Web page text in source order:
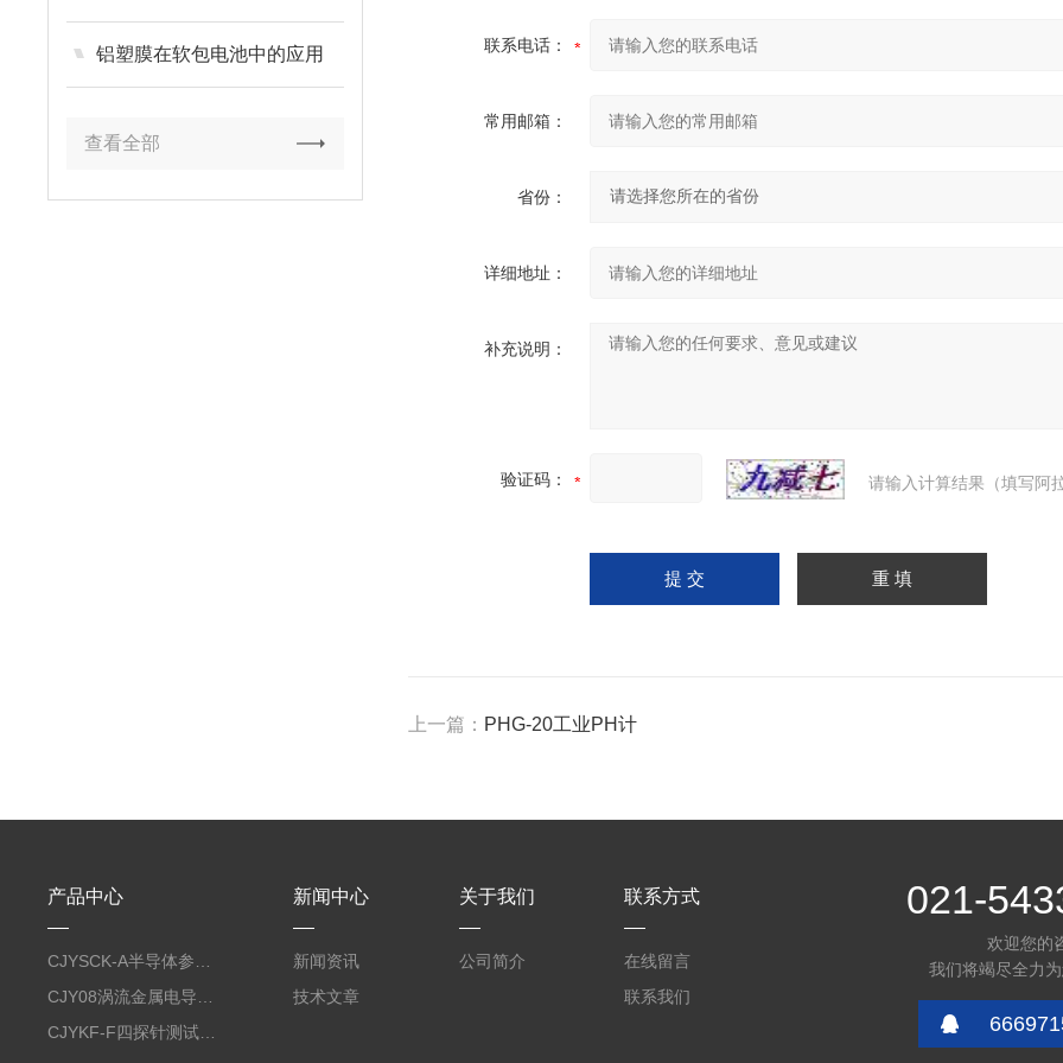
铝塑膜在软包电池中的应用
查看全部
联系电话：
常用邮箱：
省份：
详细地址：
补充说明：
验证码： 请输入计算结果（填写阿
上一篇： PHG-20工业PH计
产品中心 新闻中心
新闻资讯
技术文章
关于我们
公司简介
联系方式
在线留言
联系我们
021-
欢迎您的
我们将竭尽全力